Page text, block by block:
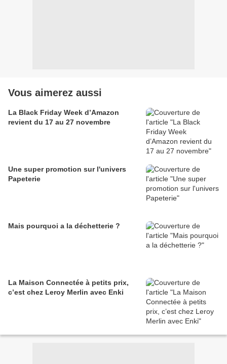
Vous aimerez aussi
La Black Friday Week d’Amazon
revient du 17 au 27 novembre
Une super promotion sur l'univers
Papeterie
Mais pourquoi a la déchetterie ?
La Maison Connectée à petits prix,
c’est chez Leroy Merlin avec Enki